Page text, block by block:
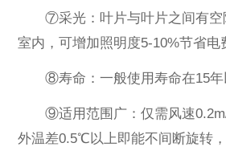
⑦采光：叶片与叶片之间有空
室内，可增加照明度5-10%节省电
⑧寿命：一般使用寿命在15
⑨适用范围广：仅需风速
外温差0.5℃以上即能不间断旋转